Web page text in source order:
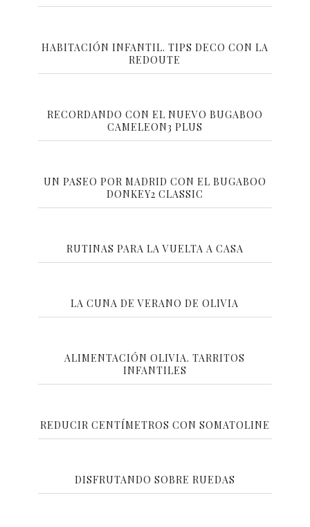
HABITACIÓN INFANTIL. TIPS DECO CON LA
REDOUTE
RECORDANDO CON EL NUEVO BUGABOO
CAMELEON3 PLUS
UN PASEO POR MADRID CON EL BUGABOO
DONKEY2 CLASSIC
RUTINAS PARA LA VUELTA A CASA
LA CUNA DE VERANO DE OLIVIA
ALIMENTACIÓN OLIVIA. TARRITOS
INFANTILES
REDUCIR CENTÍMETROS CON SOMATOLINE
DISFRUTANDO SOBRE RUEDAS